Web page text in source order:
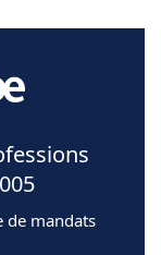
de mandats